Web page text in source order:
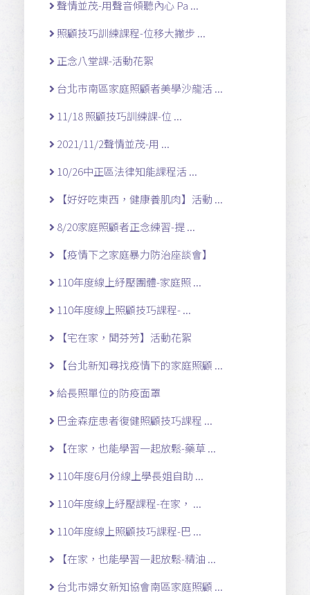
聲情並茂-用聲音傾聽內心 Pa ...
照顧技巧訓練課程-位移大撇步 ...
正念八堂課-活動花絮
台北市南區家庭照顧者美學沙龍活 ...
11/18 照顧技巧訓練課-位 ...
2021/11/2聲情並茂-用 ...
10/26中正區法律知能課程活 ...
【好好吃東西，健康養肌肉】活動 ...
8/20家庭照顧者正念練習-提 ...
【疫情下之家庭暴力防治座談會】
110年度線上紓壓團體-家庭照 ...
110年度線上照顧技巧課程- ...
【宅在家，聞芬芳】活動花絮
【台北新知尋找疫情下的家庭照顧 ...
給長照單位的防疫面罩
巴金森症患者復健照顧技巧課程 ...
【在家，也能學習一起放鬆-藥草 ...
110年度6月份線上學長姐自助 ...
110年度線上紓壓課程-在家， ...
110年度線上照顧技巧課程-巴 ...
【在家，也能學習一起放鬆-精油 ...
台北市婦女新知協會南區家庭照顧 ...